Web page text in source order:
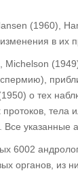
(1960),
в их
Michelson
о тех
тела
Все указанные
6002
органов, из